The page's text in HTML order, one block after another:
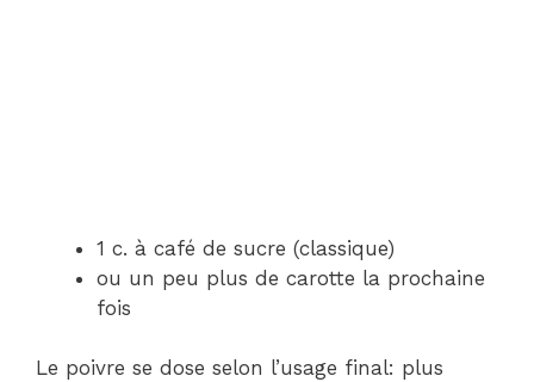
1 c. à café de sucre (classique)
ou un peu plus de carotte la prochaine
fois
Le poivre se dose selon l’usage final: plus